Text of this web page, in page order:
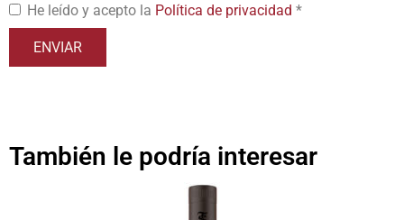
He leído y acepto la Política de privacidad *
También le podría interesar